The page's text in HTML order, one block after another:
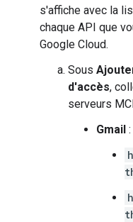
s'affiche avec la
chaque API que
Google Cloud.
Sous
d'accès,
serveurs
Gmail :